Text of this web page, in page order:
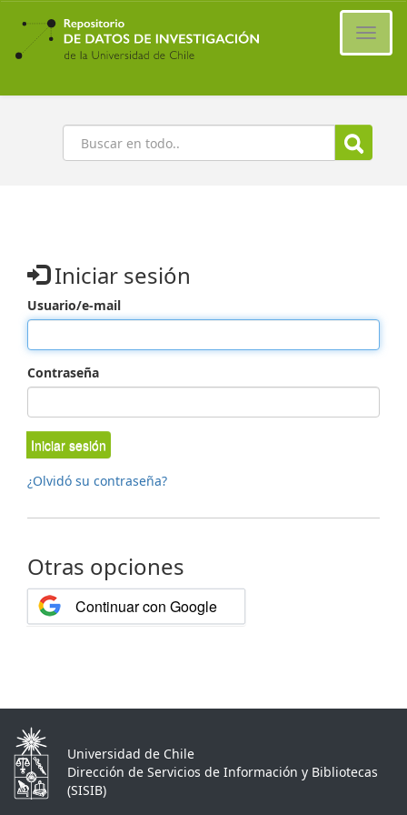
Ir
contenido
principal
Buscar
Iniciar sesión
Usuario/e-mail
Contraseña
Iniciar sesión
¿Olvidó su contraseña?
Otras opciones
Continuar con Google
Universidad de Chile
Dirección de Servicios de Información y Bibliotecas
(SISIB)